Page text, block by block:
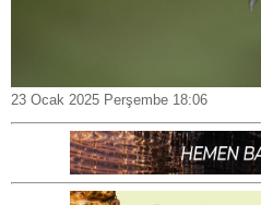
23 Ocak 2025 Perşembe 18:06